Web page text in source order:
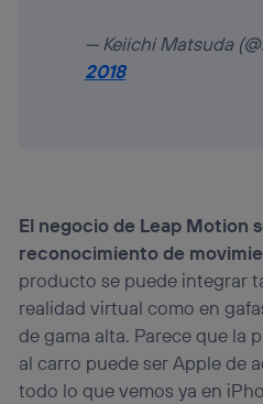
— Keiichi Matsuda
2018
El negocio de Leap Motion
reconocimiento de
producto se puede integrar
realidad virtual como en
de gama alta. Parece que la
al carro puede ser Apple de
todo lo que vemos ya en